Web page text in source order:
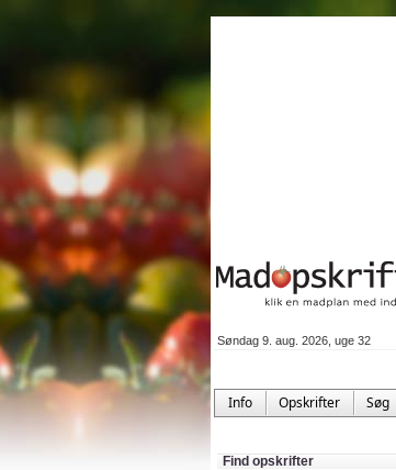
Søndag 9. aug. 2026, uge 32
Info Opskrifter Søg
Find opskrifter